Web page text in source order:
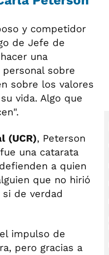
y competidor
de Jefe de
una
sobre
sobre los valores
vida. Algo que
(UCR), Peterson
una catarata
a quien
que no hirió
de verdad
impulso de
pero gracias a